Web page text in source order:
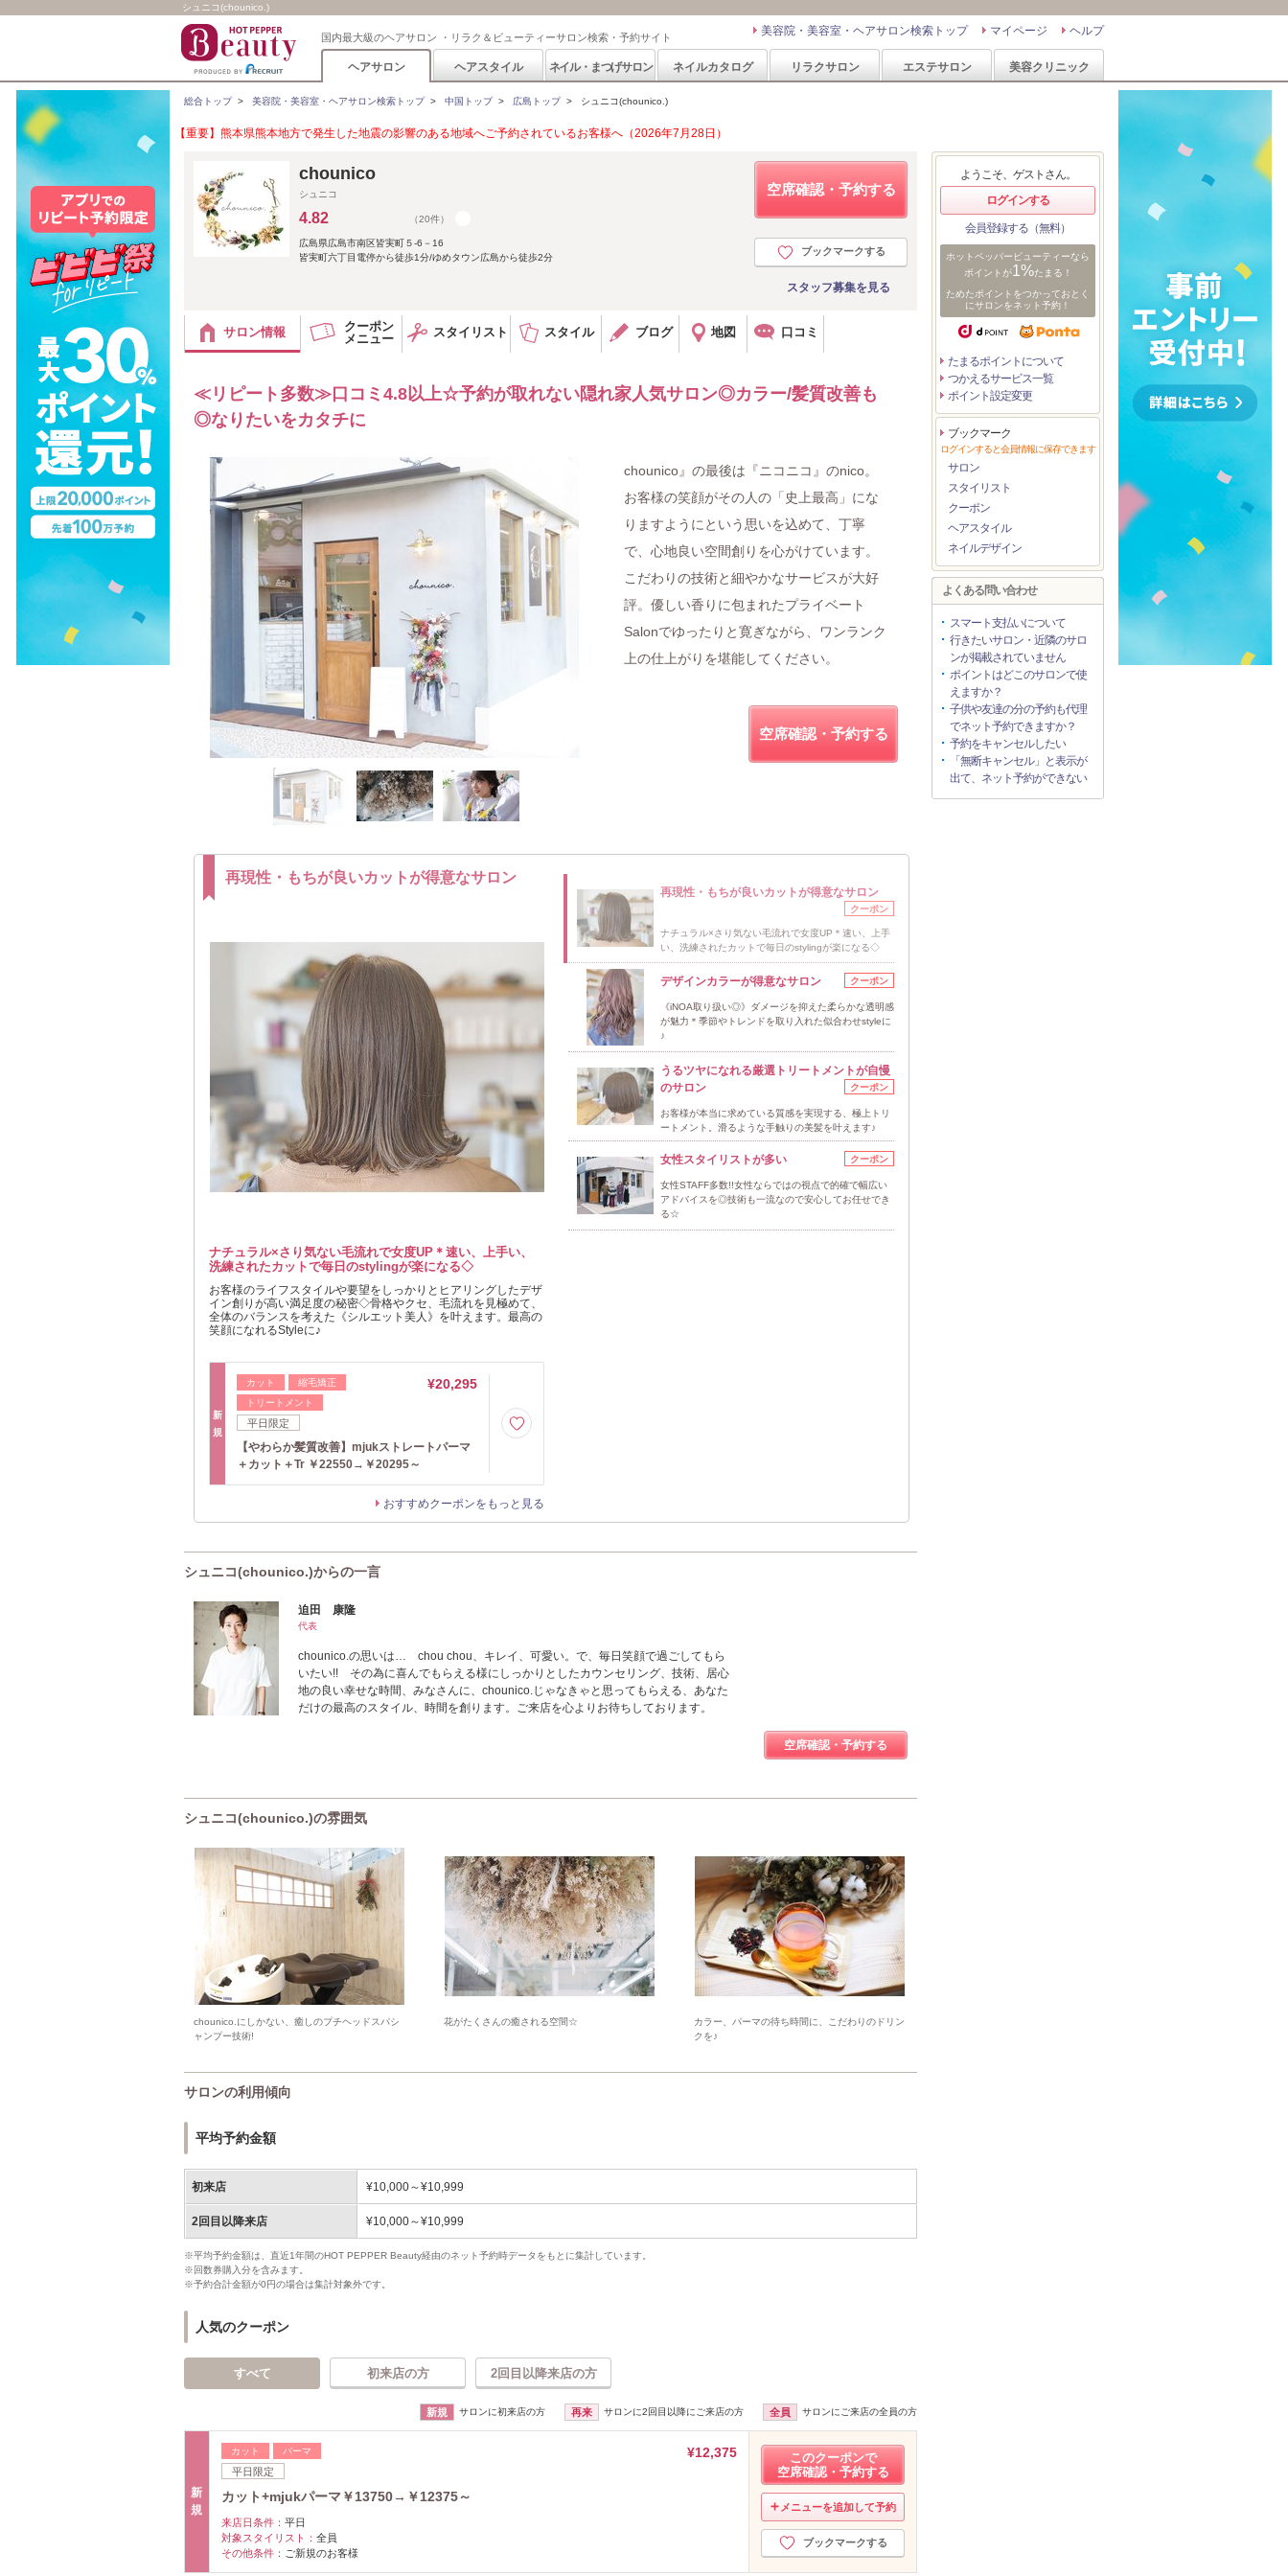
シュニコ(chounico.)
国内最大級のヘアサロン ・リラク＆ビューティーサロン検索・予約サイト ヘルプ
マイページ
美容院・美容室・ヘアサロン検索トップ
ヘアサロン ヘアスタイル ネイル・まつげサロン ネイルカタログ リラクサロン エステサロン 美容クリニック
総合トップ> 美容院・美容室・ヘアサロン検索トップ> 中国トップ> 広島トップ> シュニコ(chounico.)
【重要】熊本県熊本地方で発生した地震の影響のある地域へご予約されているお客様へ（2026年7月28日）
空席確認・予約する
ブックマークする
スタッフ募集を見る
chounico
シュニコ
4.82 （20件）
広島県広島市南区皆実町５-6－16
皆実町六丁目電停から徒歩1分/ゆめタウン広島から徒歩2分
サロン情報
クーポン
メニュー
スタイリスト スタイル ブログ 地図 口コミ
≪リピート多数≫口コミ4.8以上☆予約が取れない隠れ家人気サロン◎カラー/髪質改善も
◎なりたいをカタチに
chounico』の最後は『ニコニコ』のnico。
お客様の笑顔がその人の「史上最高」にな
りますようにという思いを込めて、丁寧
で、心地良い空間創りを心がけています。
こだわりの技術と細やかなサービスが大好
評。優しい香りに包まれたプライベート
Salonでゆったりと寛ぎながら、ワンランク
上の仕上がりを堪能してください。
空席確認・予約する
再現性・もちが良いカットが得意なサロン
ナチュラル×さり気ない毛流れで女度UP＊速い、上手い、
洗練されたカットで毎日のstylingが楽になる◇
お客様のライフスタイルや要望をしっかりとヒアリングしたデザ
イン創りが高い満足度の秘密◇骨格やクセ、毛流れを見極めて、
全体のバランスを考えた《シルエット美人》を叶えます。最高の
笑顔になれるStyleに♪
新
規
カット
縮毛矯正
トリートメント
平日限定
¥20,295
【やわらか髪質改善】mjukストレートパーマ
＋カット＋Tr ￥22550→￥20295～
おすすめクーポンをもっと見る
再現性・もちが良いカットが得意なサロン
クーポン
ナチュラル×さり気ない毛流れで女度UP＊速い、上手
い、洗練されたカットで毎日のstylingが楽になる◇
デザインカラーが得意なサロン クーポン
《iNOA取り扱い◎》ダメージを抑えた柔らかな透明感
が魅力＊季節やトレンドを取り入れた似合わせstyleに
♪
うるツヤになれる厳選トリートメントが自慢
のサロン
クーポン
お客様が本当に求めている質感を実現する、極上トリ
ートメント。滑るような手触りの美髪を叶えます♪
女性スタイリストが多い クーポン
女性STAFF多数!!女性ならではの視点で的確で幅広い
アドバイスを◎技術も一流なので安心してお任せでき
る☆
シュニコ(chounico.)からの一言
迫田 康隆
代表
chounico.の思いは… chou chou、キレイ、可愛い。で、毎日笑顔で過ごしてもら
いたい!! その為に喜んでもらえる様にしっかりとしたカウンセリング、技術、居心
地の良い幸せな時間、みなさんに、chounico.じゃなきゃと思ってもらえる、あなた
だけの最高のスタイル、時間を創ります。ご来店を心よりお待ちしております。
空席確認・予約する
シュニコ(chounico.)の雰囲気
chounico.にしかない、癒しのプチヘッドスパシ
ャンプー技術!
花がたくさんの癒される空間☆
カラー、パーマの待ち時間に、こだわりのドリン
クを♪
サロンの利用傾向
平均予約金額
初来店 ¥10,000～¥10,999
2回目以降来店 ¥10,000～¥10,999
※平均予約金額は、直近1年間のHOT PEPPER Beauty経由のネット予約時データをもとに集計しています。
※回数券購入分を含みます。
※予約合計金額が0円の場合は集計対象外です。
人気のクーポン
すべて 初来店の方 2回目以降来店の方
新規 サロンに初来店の方 再来 サロンに2回目以降にご来店の方 全員 サロンにご来店の全員の方
新
規
カット パーマ
平日限定
¥12,375
カット+mjukパーマ￥13750→￥12375～
来店日条件： 平日
対象スタイリスト： 全員
その他条件： ご新規のお客様
このクーポンで
空席確認・予約する
メニューを追加して予約
ブックマークする
ようこそ、ゲストさん。
ログインする
会員登録する（無料）
ホットペッパービューティーなら
ポイントが1%たまる！
ためたポイントをつかっておとく
にサロンをネット予約！
たまるポイントについて
つかえるサービス一覧
ポイント設定変更
ブックマーク
ログインすると会員情報に保存できます
サロン
スタイリスト
クーポン
ヘアスタイル
ネイルデザイン
よくある問い合わせ
スマート支払いについて
行きたいサロン・近隣のサロ
ンが掲載されていません
ポイントはどこのサロンで使
えますか？
子供や友達の分の予約も代理
でネット予約できますか？
予約をキャンセルしたい
「無断キャンセル」と表示が
出て、ネット予約ができない